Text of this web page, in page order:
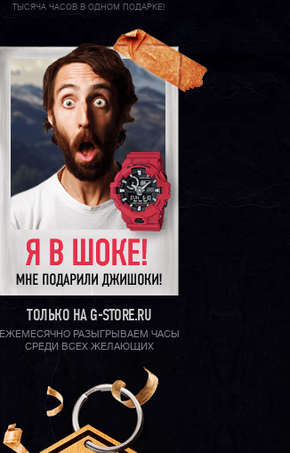
ТЫСЯЧА ЧАСОВ В ОДНОМ ПОДАРКЕ!
ТОЛЬКО НА G-STORE.RU
ЕЖЕМЕСЯЧНО РАЗЫГРЫВАЕМ ЧАСЫ
СРЕДИ ВСЕХ ЖЕЛАЮЩИХ